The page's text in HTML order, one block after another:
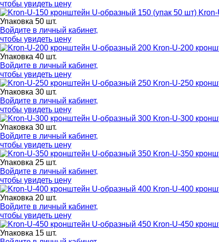
чтобы увидеть цену
Упаковка 50 шт.
Войдите в личный кабинет,
чтобы увидеть цену
Kron-U-200
Упаковка 40 шт.
Войдите в личный кабинет,
чтобы увидеть цену
Kron-U-250
Упаковка 30 шт.
Войдите в личный кабинет,
чтобы увидеть цену
Kron-U-300
Упаковка 30 шт.
Войдите в личный кабинет,
чтобы увидеть цену
Kron-U-350
Упаковка 25 шт.
Войдите в личный кабинет,
чтобы увидеть цену
Kron-U-400
Упаковка 20 шт.
Войдите в личный кабинет,
чтобы увидеть цену
Kron-U-450
Упаковка 15 шт.